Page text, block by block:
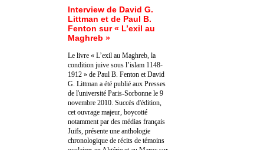
Interview de David G.
Littman et de Paul B.
Fenton sur « L’exil au
Maghreb »
Le livre « L’exil au Maghreb, la
condition juive sous l’islam 1148-
1912 » de Paul B. Fenton et David
G. Littman a été publié aux Presses
de l'université Paris-Sorbonne le 9
novembre 2010. Succès d'édition,
cet ouvrage majeur, boycotté
notamment par des médias français
Juifs, présente une anthologie
chronologique de récits de témoins